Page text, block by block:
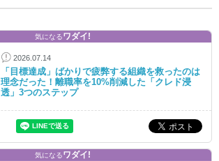
気になるワダイ!
2026.07.14
「目標達成」ばかりで疲弊する組織を救ったのは
理念だった！離職率を10%削減した「クレド浸
透」3つのステップ
気になるワダイ!